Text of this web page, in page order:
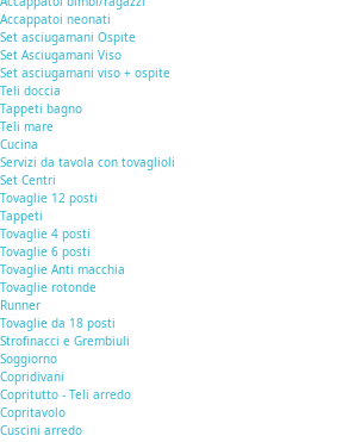
Accappatoi neonati
Set asciugamani Ospite
Set Asciugamani Viso
Set asciugamani viso + ospite
Teli doccia
Tappeti bagno
Teli mare
Cucina
Servizi da tavola con tovaglioli
Set Centri
Tovaglie 12 posti
Tappeti
Tovaglie 4 posti
Tovaglie 6 posti
Tovaglie Anti macchia
Tovaglie rotonde
Runner
Tovaglie da 18 posti
Strofinacci e Grembiuli
Soggiorno
Copridivani
Copritutto - Teli arredo
Copritavolo
Cuscini arredo